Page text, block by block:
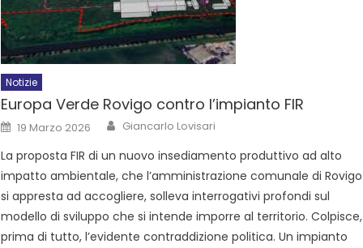
Notizie
Europa Verde Rovigo contro l’impianto FIR
19 Marzo 2026 Giancarlo Lovisari
La proposta FIR di un nuovo insediamento produttivo ad alto
impatto ambientale, che l’amministrazione comunale di Rovigo
si appresta ad accogliere, solleva interrogativi profondi sul
modello di sviluppo che si intende imporre al territorio. Colpisce,
prima di tutto, l’evidente contraddizione politica. Un impianto